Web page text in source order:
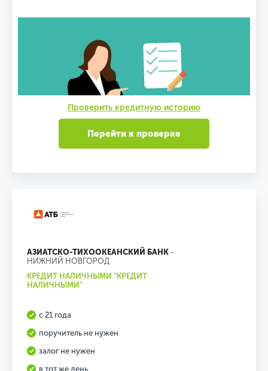
Проверить кредитную историю
Перейти к проверке
АЗИАТСКО-ТИХООКЕАНСКИЙ БАНК -
НИЖНИЙ НОВГОРОД
КРЕДИТ НАЛИЧНЫМИ "КРЕДИТ
НАЛИЧНЫМИ"
с 21 года
поручитель не нужен
залог не нужен
в тот же день